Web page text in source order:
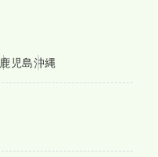
鹿児島沖縄